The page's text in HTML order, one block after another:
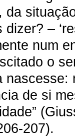
da
dizer? –
num
o
nascesse:
de si
207).